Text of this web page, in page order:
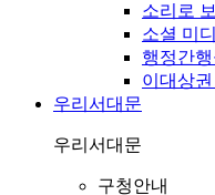
소리로
소셜 미
행정간
이대상권
우리서대문
우리서대문
구청안내